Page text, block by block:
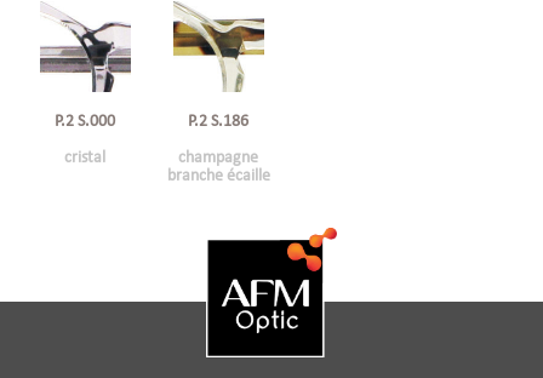
P.2 S.000
cristal
P.2 S.186
champagne
branche écaille